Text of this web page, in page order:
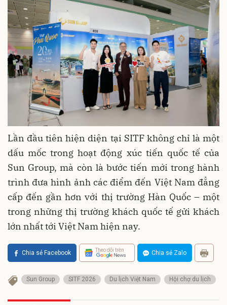
Lần đầu tiên hiện diện tại SITF không chỉ là một
dấu mốc trong hoạt động xúc tiến quốc tế của
Sun Group, mà còn là bước tiến mới trong hành
trình đưa hình ảnh các điểm đến Việt Nam đẳng
cấp đến gần hơn với thị trường Hàn Quốc – một
trong những thị trường khách quốc tế gửi khách
lớn nhất tới Việt Nam hiện nay.
Chia sẻ Facebook Theo dõi trên Chia sẻ Zalo
Sun Group SITF 2026 Du lịch Việt Nam Hội chợ du lịch